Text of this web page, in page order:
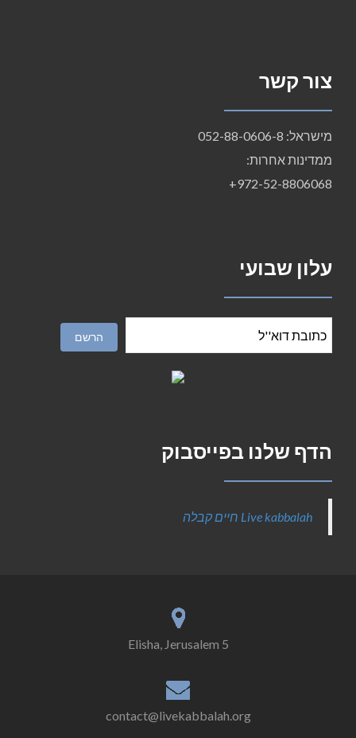
צור קשר
מישראל: 052-88-0606-8
ממדינות אחרות:
972-52-8806068+
עלון שבועי
הדף שלנו בפייסבוק
‎Live kabbalah חיים קבלה‎
5 Elisha, Jerusalem
contact@livekabbalah.org